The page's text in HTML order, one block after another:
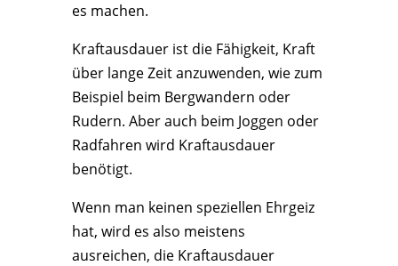
es machen.
Kraftausdauer ist die Fähigkeit, Kraft
über lange Zeit anzuwenden, wie zum
Beispiel beim Bergwandern oder
Rudern. Aber auch beim Joggen oder
Radfahren wird Kraftausdauer
benötigt.
Wenn man keinen speziellen Ehrgeiz
hat, wird es also meistens
ausreichen, die Kraftausdauer